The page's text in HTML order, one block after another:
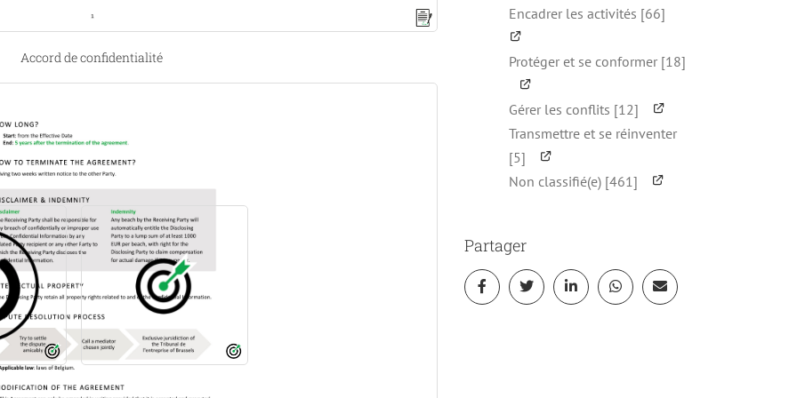
Accord de confidentialité
suite
favoris
Remettre mon activité (fond
Encadrer les activités [66]
Protéger et se conformer [18]
Gérer les conflits [12]
Transmettre et se réinventer
[5]
Non classifié(e) [461]
Partager